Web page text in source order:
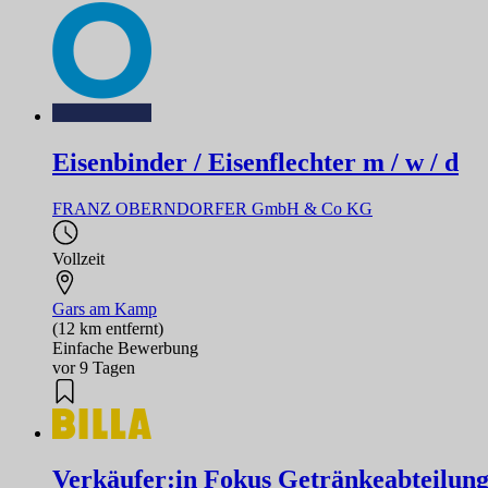
Eisenbinder / Eisenflechter m / w / d
FRANZ OBERNDORFER GmbH & Co KG
Vollzeit
Gars am Kamp
(12 km entfernt)
Einfache Bewerbung
vor 9 Tagen
Verkäufer:in Fokus Getränkeabteilung